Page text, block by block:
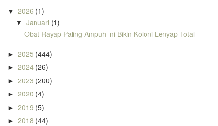
▼ 2026 (1)
▼ Januari (1)
Obat Rayap Paling Ampuh Ini Bikin Koloni Lenyap Total
► 2025 (444)
► 2024 (26)
► 2023 (200)
► 2020 (4)
► 2019 (5)
► 2018 (44)